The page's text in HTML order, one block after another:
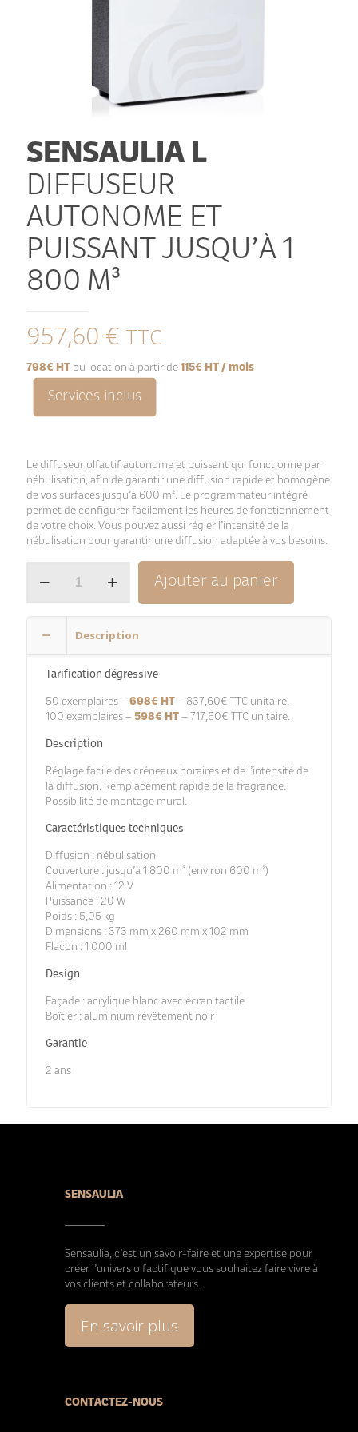
SENSAULIA L
DIFFUSEUR
AUTONOME ET
PUISSANT JUSQU’À 1
800 M³
957,60 € TTC
798€ HT ou location à partir de 115€ HT / mois
Services inclus
Le diffuseur olfactif autonome et puissant qui fonctionne par
nébulisation, afin de garantir une diffusion rapide et homogène
de vos surfaces jusqu’à 600 m². Le programmateur intégré
permet de configurer facilement les heures de fonctionnement
de votre choix. Vous pouvez aussi régler l’intensité de la
nébulisation pour garantir une diffusion adaptée à vos besoins.
et
puissant
Ajouter au panier
Description
Tarification dégressive
50 exemplaires –698€ HT – 837,60€ TTC unitaire.
100 exemplaires –598€ HT – 717,60€ TTC unitaire.
Description
Réglage facile des créneaux horaires et de l’intensité de
la diffusion. Remplacement rapide de la fragrance.
Possibilité de montage mural.
Caractéristiques techniques
Diffusion : nébulisation
Couverture : jusqu’à 1 800 m³ (environ 600 m²)
Alimentation : 12 V
Puissance : 20 W
Poids : 5,05 kg
Dimensions : 373 mm x 260 mm x 102 mm
Flacon : 1 000 ml
Design
Façade : acrylique blanc avec écran tactile
Boîtier : aluminium revêtement noir
Garantie
2 ans
SENSAULIA
Sensaulia, c’est un savoir-faire et une expertise pour
créer l’univers olfactif que vous souhaitez faire vivre à
vos clients et collaborateurs.
En savoir plus
CONTACTEZ-NOUS